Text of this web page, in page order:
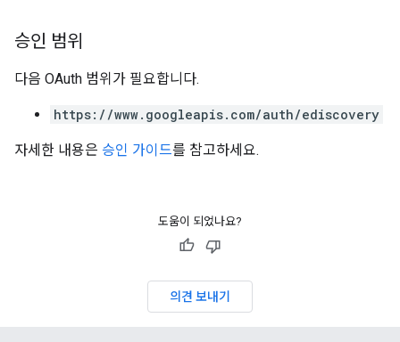
승인 범위
다음 OAuth 범위가 필요합니다.
https://www.googleapis.com/auth/ediscovery
자세한 내용은 승인 가이드를 참고하세요.
도움이 되었나요?
의견 보내기